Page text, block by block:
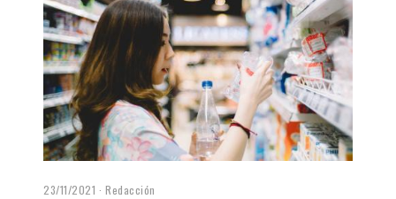
23/11/2021 Redacción